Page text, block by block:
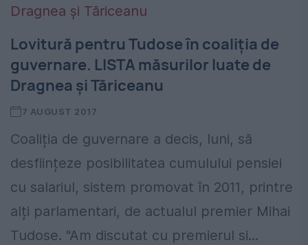
Lovitură pentru Tudose în coaliția de
guvernare. LISTA măsurilor luate de
Dragnea și Tăriceanu
7 AUGUST 2017
Coaliția de guvernare a decis, luni, să
desființeze posibilitatea cumulului pensiei
cu salariul, sistem promovat în 2011, printre
alți parlamentari, de actualul premier Mihai
Tudose. "Am discutat cu premierul si...